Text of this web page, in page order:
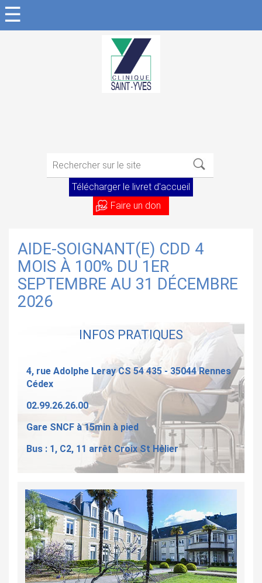
Télécharger le livret d'accueil
Faire un don
☰
AIDE-SOIGNANT(E) CDD 4
MOIS À 100% DU 1ER
SEPTEMBRE AU 31 DÉCEMBRE
2026
INFOS PRATIQUES
4, rue Adolphe Leray CS 54 435 - 35044 Rennes
Cédex
02.99.26.26.00
Gare SNCF à 15min à pied
Bus : 1, C2, 11 arrêt Croix St Hélier